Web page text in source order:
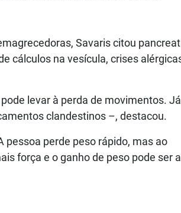
Savaris citou
cálculos na vesícula, crises
levar à perda de movimentos.
clandestinos –, destacou.
pessoa perde peso rápido, mas ao
força e o ganho de peso pode ser